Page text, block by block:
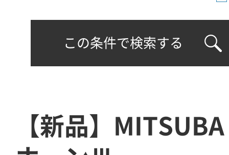
この条件で検索する
【新品】